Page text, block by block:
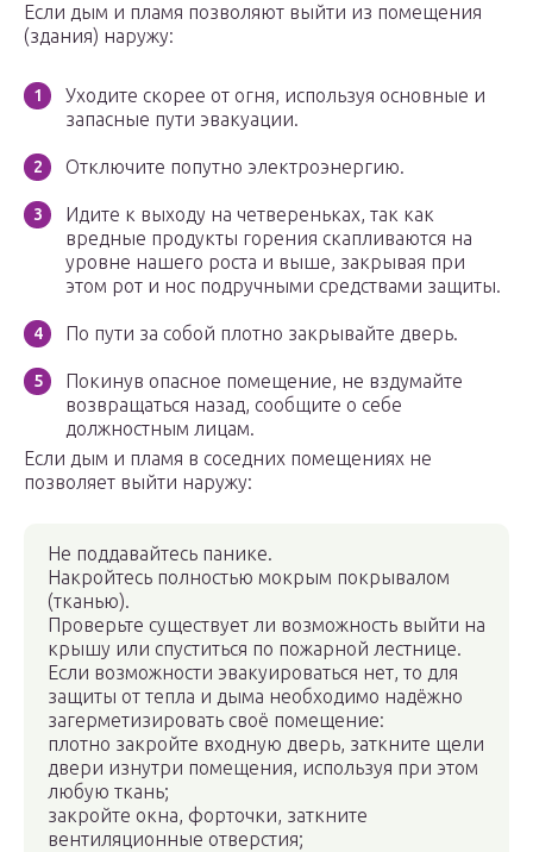
Если дым и пламя позволяют выйти из помещения
(здания) наружу:
Уходите скорее от огня, используя основные и
запасные пути эвакуации.
Отключите попутно электроэнергию.
Идите к выходу на четвереньках, так как
вредные продукты горения скапливаются на
уровне нашего роста и выше, закрывая при
этом рот и нос подручными средствами защиты.
По пути за собой плотно закрывайте дверь.
Покинув опасное помещение, не вздумайте
возвращаться назад, сообщите о себе
должностным лицам.
Если дым и пламя в соседних помещениях не
позволяет выйти наружу:
Не поддавайтесь панике.
Накройтесь полностью мокрым покрывалом
(тканью).
Проверьте существует ли возможность выйти на
крышу или спуститься по пожарной лестнице.
Если возможности эвакуироваться нет, то для
защиты от тепла и дыма необходимо надёжно
загерметизировать своё помещение:
плотно закройте входную дверь, заткните щели
двери изнутри помещения, используя при этом
любую ткань;
закройте окна, форточки, заткните
вентиляционные отверстия;